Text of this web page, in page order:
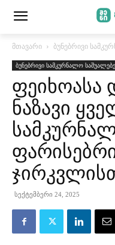
მთავარი ბუნებრივი
ბუნებრივი სამკურნალო
ნაზავი
სექტემბერი 24, 2025